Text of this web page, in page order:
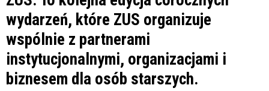
wydarzeń, które ZUS organizuje
wspólnie z partnerami
instytucjonalnymi, organizacjami i
biznesem dla osób starszych.